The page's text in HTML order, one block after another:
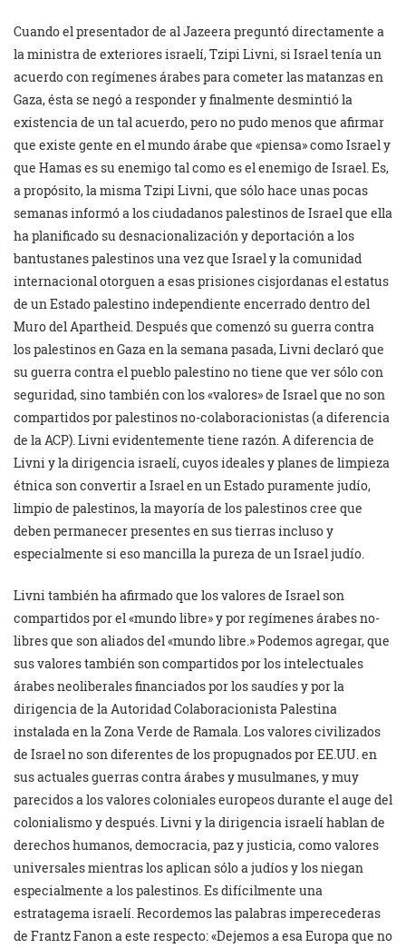
Cuando el presentador de al Jazeera preguntó directamente a
la ministra de exteriores israelí, Tzipi Livni, si Israel tenía un
acuerdo con regímenes árabes para cometer las matanzas en
Gaza, ésta se negó a responder y finalmente desmintió la
existencia de un tal acuerdo, pero no pudo menos que afirmar
que existe gente en el mundo árabe que «piensa» como Israel y
que Hamas es su enemigo tal como es el enemigo de Israel. Es,
a propósito, la misma Tzipi Livni, que sólo hace unas pocas
semanas informó a los ciudadanos palestinos de Israel que ella
ha planificado su desnacionalización y deportación a los
bantustanes palestinos una vez que Israel y la comunidad
internacional otorguen a esas prisiones cisjordanas el estatus
de un Estado palestino independiente encerrado dentro del
Muro del Apartheid. Después que comenzó su guerra contra
los palestinos en Gaza en la semana pasada, Livni declaró que
su guerra contra el pueblo palestino no tiene que ver sólo con
seguridad, sino también con los «valores» de Israel que no son
compartidos por palestinos no-colaboracionistas (a diferencia
de la ACP). Livni evidentemente tiene razón. A diferencia de
Livni y la dirigencia israelí, cuyos ideales y planes de limpieza
étnica son convertir a Israel en un Estado puramente judío,
limpio de palestinos, la mayoría de los palestinos cree que
deben permanecer presentes en sus tierras incluso y
especialmente si eso mancilla la pureza de un Israel judío.
Livni también ha afirmado que los valores de Israel son
compartidos por el «mundo libre» y por regímenes árabes no-
libres que son aliados del «mundo libre.» Podemos agregar, que
sus valores también son compartidos por los intelectuales
árabes neoliberales financiados por los saudíes y por la
dirigencia de la Autoridad Colaboracionista Palestina
instalada en la Zona Verde de Ramala. Los valores civilizados
de Israel no son diferentes de los propugnados por EE.UU. en
sus actuales guerras contra árabes y musulmanes, y muy
parecidos a los valores coloniales europeos durante el auge del
colonialismo y después. Livni y la dirigencia israelí hablan de
derechos humanos, democracia, paz y justicia, como valores
universales mientras los aplican sólo a judíos y los niegan
especialmente a los palestinos. Es difícilmente una
estratagema israelí. Recordemos las palabras imperecederas
de Frantz Fanon a este respecto: «Dejemos a esa Europa que no